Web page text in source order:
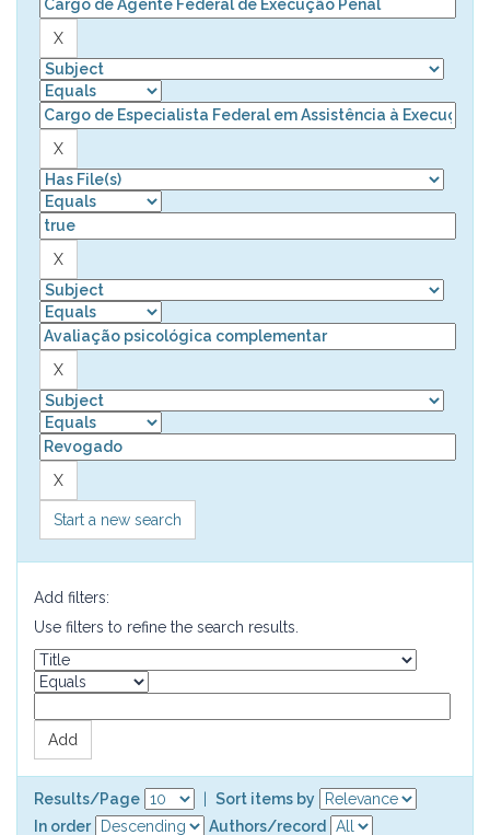
Start a new search
Add filters:
Use filters to refine the search results.
Results/Page
Sort items by
In order
Authors/record